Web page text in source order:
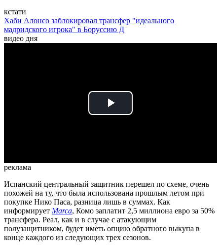
кстати
Хаби Алонсо заблокировал трансфер "идеального
мадридского игрока" в Боруссию Д
видео дня
Play
реклама
Испанский центральный защитник перешел по схеме, очень
похожей на ту, что была использована прошлым летом при
покупке Нико Паса, разница лишь в суммах. Как
информирует Marca, Комо заплатит 2,5 миллиона евро за 50%
трансфера. Реал, как и в случае с атакующим
полузащитником, будет иметь опцию обратного выкупа в
конце каждого из следующих трех сезонов.